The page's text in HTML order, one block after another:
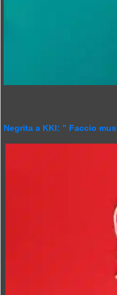
Negrita a KKI: ” Faccio